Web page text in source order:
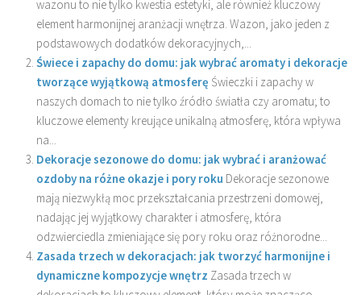
wazonu to nie tylko kwestia estetyki, ale również kluczowy
element harmonijnej aranżacji wnętrza. Wazon, jako jeden z
podstawowych dodatków dekoracyjnych,...
Świece i zapachy do domu: jak wybrać aromaty i dekoracje
tworzące wyjątkową atmosferę Świeczki i zapachy w
naszych domach to nie tylko źródło światła czy aromatu; to
kluczowe elementy kreujące unikalną atmosferę, która wpływa
na...
Dekoracje sezonowe do domu: jak wybrać i aranżować
ozdoby na różne okazje i pory roku Dekoracje sezonowe
mają niezwykłą moc przekształcania przestrzeni domowej,
nadając jej wyjątkowy charakter i atmosferę, która
odzwierciedla zmieniające się pory roku oraz różnorodne...
Zasada trzech w dekoracjach: jak tworzyć harmonijne i
dynamiczne kompozycje wnętrz Zasada trzech w